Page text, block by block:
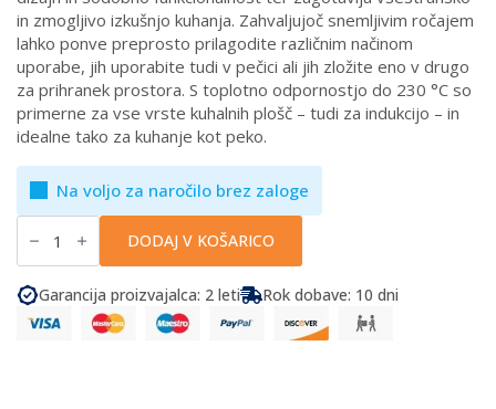
in zmogljivo izkušnjo kuhanja. Zahvaljujoč snemljivim ročajem
lahko ponve preprosto prilagodite različnim načinom
uporabe, jih uporabite tudi v pečici ali jih zložite eno v drugo
za prihranek prostora. S toplotno odpornostjo do 230 °C so
primerne za vse vrste kuhalnih plošč – tudi za indukcijo – in
idealne tako za kuhanje kot peko.
Na voljo za naročilo brez zaloge
Ballarini
ponev
Torre,
4-
delni
DODAJ V KOŠARICO
Garancija proizvajalca: 2 leti Rok dobave: 10 dni